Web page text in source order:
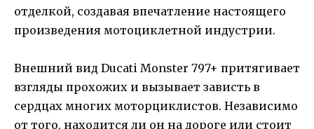
отделкой, создавая впечатление настоящего
произведения мотоциклетной индустрии.
Внешний вид Ducati Monster 797+ притягивает
взгляды прохожих и вызывает зависть в
сердцах многих моторциклистов. Независимо
от того, находится ли он на дороге или стоит